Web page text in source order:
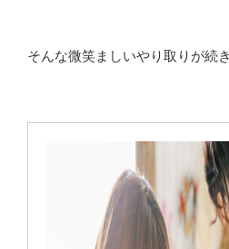
そんな微笑ましいやり取りが続